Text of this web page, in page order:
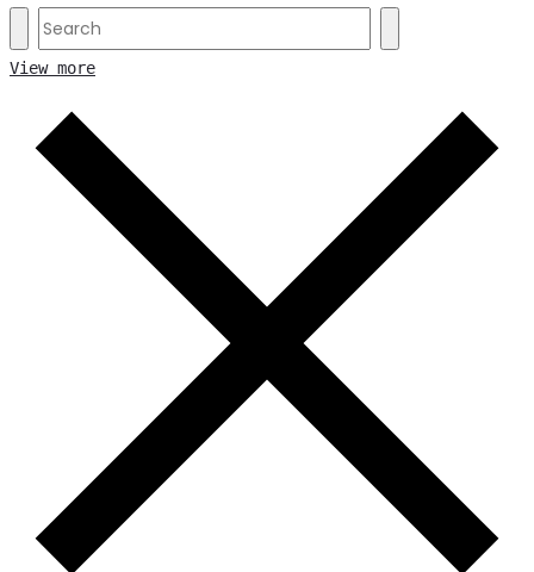
View more